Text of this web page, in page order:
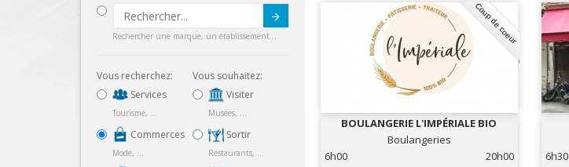
Rechercher une marque, un établissement...
Vous recherchez:
Services
Tourisme, ...
Commerces
Mode, ...
Vous souhaitez:
Visiter
Musées, ...
Sortir
Restaurants, ...
Coup de coeur
BOULANGERIE L'IMPÉRIALE BIO
Boulangeries
6h00
20h00
6h30